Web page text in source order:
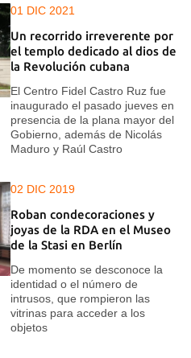
01 DIC 2021
Un recorrido irreverente por
el templo dedicado al dios de
la Revolución cubana
El Centro Fidel Castro Ruz fue
inaugurado el pasado jueves en
presencia de la plana mayor del
Gobierno, además de Nicolás
Maduro y Raúl Castro
02 DIC 2019
Roban condecoraciones y
joyas de la RDA en el Museo
de la Stasi en Berlín
De momento se desconoce la
identidad o el número de
intrusos, que rompieron las
vitrinas para acceder a los
objetos